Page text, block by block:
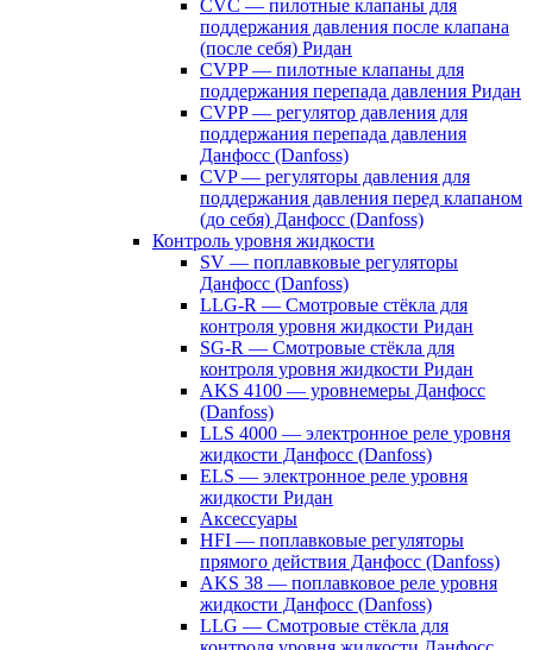
CVС — пилотные клапаны для
поддержания давления после клапана
(после себя) Ридан
CVPP — пилотные клапаны для
поддержания перепада давления Ридан
CVPP — регулятор давления для
поддержания перепада давления
Данфосс (Danfoss)
CVP — регуляторы давления для
поддержания давления перед клапаном
(до себя) Данфосс (Danfoss)
Контроль уровня жидкости
SV — поплавковые регуляторы
Данфосс (Danfoss)
LLG-R — Смотровые стёкла для
контроля уровня жидкости Ридан
SG-R — Смотровые стёкла для
контроля уровня жидкости Ридан
AKS 4100 — уровнемеры Данфосс
(Danfoss)
LLS 4000 — электронное реле уровня
жидкости Данфосс (Danfoss)
ELS — электронное реле уровня
жидкости Ридан
Аксессуары
HFI — поплавковые регуляторы
прямого действия Данфосс (Danfoss)
AKS 38 — поплавковое реле уровня
жидкости Данфосс (Danfoss)
LLG — Смотровые стёкла для